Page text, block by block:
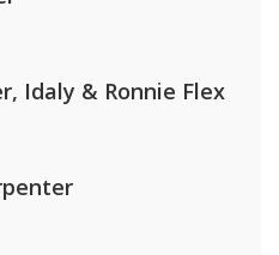
Idaly & Ronnie Flex